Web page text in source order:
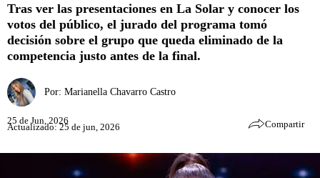
Tras ver las presentaciones en La Solar y conocer los
votos del público, el jurado del programa tomó
decisión sobre el grupo que queda eliminado de la
competencia justo antes de la final.
Por: Marianella Chavarro Castro
25 de Jun, 2026
Actualizado: 25 de jun, 2026 Compartir